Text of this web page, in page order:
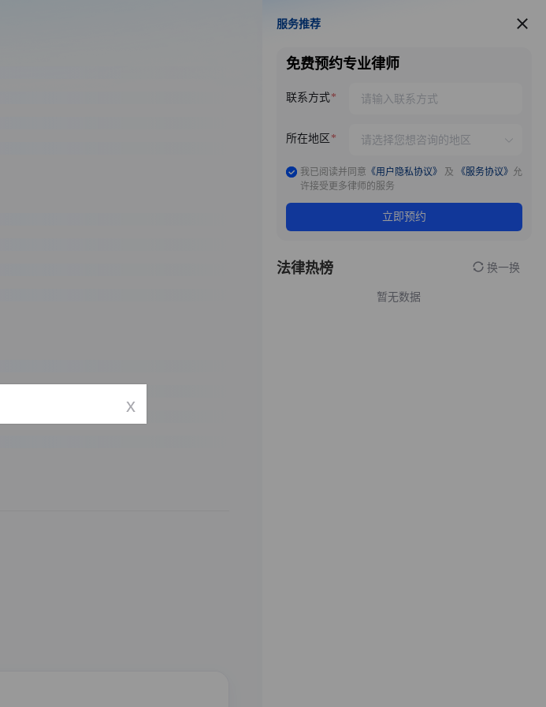
服务推荐
服务推荐
免费预约专业律师
联系方式
所在地区
我已阅读并同意 《用户隐私协议》 及 《服务协议》 允
许接受更多律师的服务
立即预约
法律热榜 换一换
暂无数据
x